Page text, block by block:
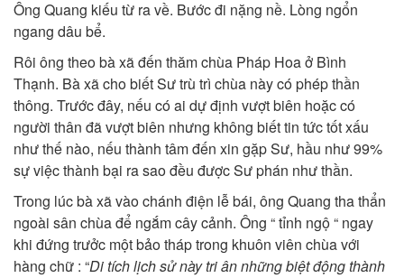
Ông Quang kiếu từ ra về. Bước đi nặng nề. Lòng ngổn
ngang dâu bể.
Rôi ông theo bà xã đến thăm chùa Pháp Hoa ở Bình
Thạnh. Bà xã cho biết Sư trù trì chùa này có phép thần
thông. Trước đây, nếu có ai dự định vượt biên hoặc có
người thân đã vượt biên nhưng không biết tin tức tốt xấu
như thế nào, nếu thành tâm đến xin gặp Sư, hầu như 99%
sự việc thành bại ra sao đều được Sư phán như thần.
Trong lúc bà xã vào chánh điện lễ bái, ông Quang tha thẩn
ngoài sân chùa để ngắm cây cảnh. Ông “ tỉnh ngộ “ ngay
khi đứng trưởc một bảo tháp trong khuôn viên chùa với
hàng chữ : “Di tích lịch sử này tri ân những biệt động thành